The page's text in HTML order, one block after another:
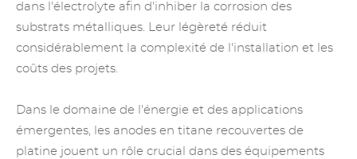
dans l'électrolyte afin d'inhiber la corrosion des
substrats métalliques. Leur légèreté réduit
considérablement la complexité de l'installation et les
coûts des projets.
Dans le domaine de l'énergie et des applications
émergentes, les anodes en titane recouvertes de
platine jouent un rôle crucial dans des équipements